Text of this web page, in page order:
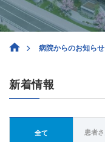
病院からのお知らせ
新着情報
全て 患者